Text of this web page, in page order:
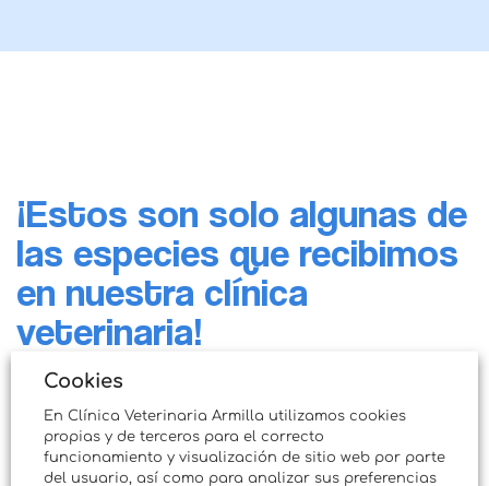
¡Estos son solo algunas de
las especies que recibimos
en nuestra clínica
veterinaria!
Conejos
Cookies
En Clínica Veterinaria Armilla utilizamos cookies
propias y de terceros para el correcto
funcionamiento y visualización de sitio web por parte
del usuario, así como para analizar sus preferencias